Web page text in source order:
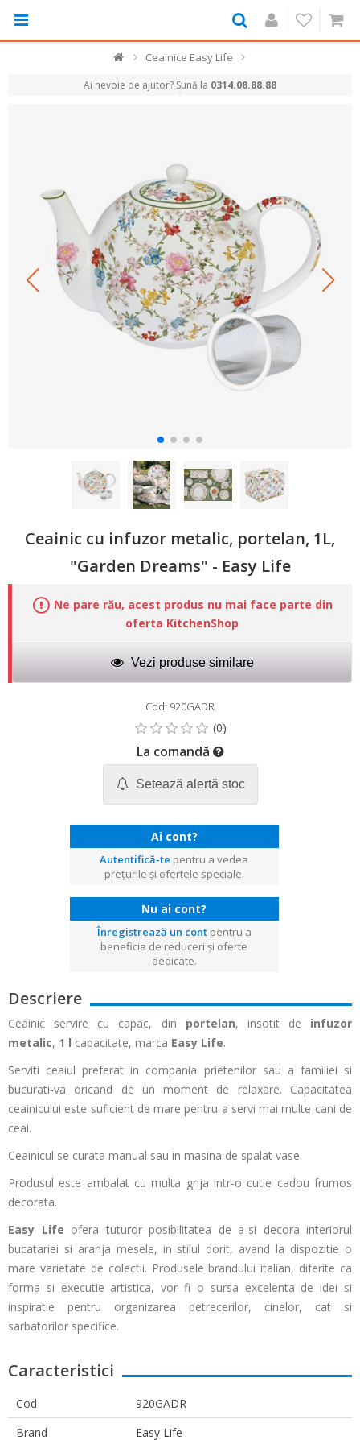
Ceainice Easy Life
Ai nevoie de ajutor? Sună la 0314.08.88.88
Ceainic cu infuzor metalic, portelan, 1L,
"Garden Dreams" - Easy Life
Ne pare rău, acest produs nu mai face parte din
oferta KitchenShop
Vezi produse similare
Cod: 920GADR
La comandă
Setează alertă stoc
Ai cont?
Autentifică-te pentru a vedea
prețurile și ofertele speciale.
Nu ai cont?
Înregistrează un contpentru a
beneficia de reduceri și oferte
dedicate.
Descriere
Ceainic servire cu capac, din portelan, insotit de infuzor
metalic, 1 l capacitate, marca Easy Life.
Serviti ceaiul preferat in compania prietenilor sau a familiei si
bucurati-va oricand de un moment de relaxare. Capacitatea
ceainicului este suficient de mare pentru a servi mai multe cani de
ceai.
Ceainicul se curata manual sau in masina de spalat vase.
Produsul este ambalat cu multa grija intr-o cutie cadou frumos
decorata.
Easy Life ofera tuturor posibilitatea de a-si decora interiorul
bucatariei si aranja mesele, in stilul dorit, avand la dispozitie o
mare varietate de colectii. Produsele brandului italian, diferite ca
forma si executie artistica, vor fi o sursa excelenta de idei si
inspiratie pentru organizarea petrecerilor, cinelor, cat si
sarbatorilor specifice.
Caracteristici
Cod
920GADR
Brand
Easy Life